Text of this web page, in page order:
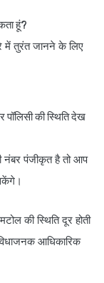
हूं?
में तुरंत जानने के लिए
की स्थिति देख
नंबर पंजीकृत है तो आप
की स्थिति दूर होती
आधिकारिक